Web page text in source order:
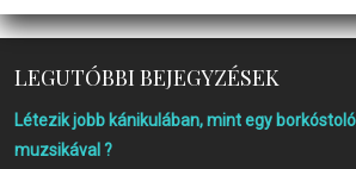
LEGUTÓBBI BEJEGYZÉSEK
Létezik jobb kánikulában, mint egy
muzsikával ?